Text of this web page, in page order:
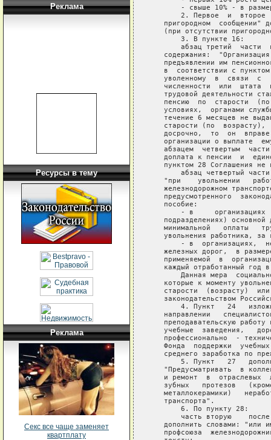
Реклама
Ресурсы в тему
Реклама
Секс все чаще заменяет
квартплату